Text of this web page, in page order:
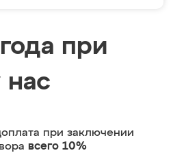
при
нас
при заключении
всего 10%